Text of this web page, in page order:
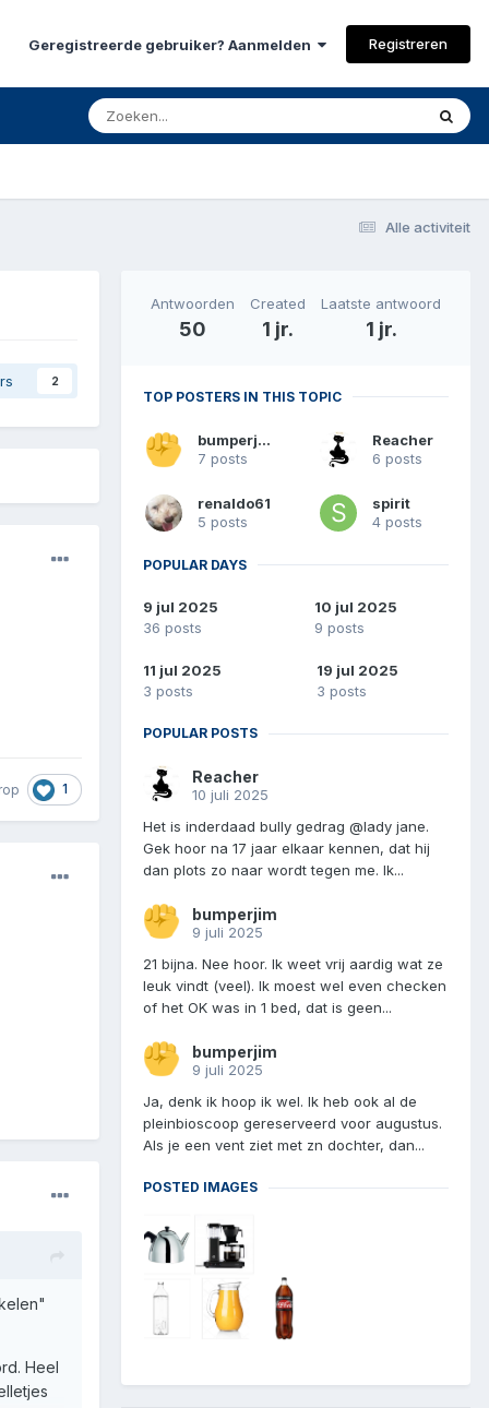
Geregistreerde gebruiker? Aanmelden Registreren
Alle activiteit
2
1
Heel
Antwoorden
50
Created
1 jr.
Laatste antwoord
1 jr.
TOP POSTERS IN THIS TOPIC
bumperjim
7 posts
Reacher
6 posts
renaldo61
5 posts
spirit
4 posts
POPULAR DAYS
9 jul 2025
36 posts
10 jul 2025
9 posts
11 jul 2025
3 posts
19 jul 2025
3 posts
POPULAR POSTS
Reacher
10 juli 2025
Het is inderdaad bully gedrag @lady jane.
Gek hoor na 17 jaar elkaar kennen, dat hij
dan plots zo naar wordt tegen me. Ik...
bumperjim
9 juli 2025
21 bijna. Nee hoor. Ik weet vrij aardig wat ze
leuk vindt (veel). Ik moest wel even checken
of het OK was in 1 bed, dat is geen...
bumperjim
9 juli 2025
Ja, denk ik hoop ik wel. Ik heb ook al de
pleinbioscoop gereserveerd voor augustus.
Als je een vent ziet met zn dochter, dan...
POSTED IMAGES